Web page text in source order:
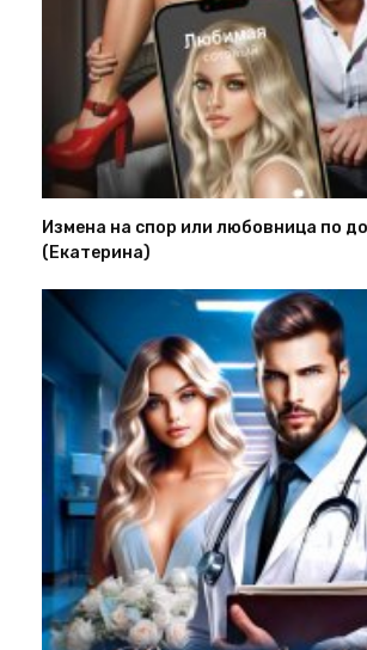
Измена на спор или любовница по
(Екатерина)